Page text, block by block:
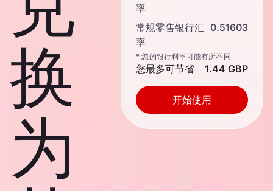
换
为
率
常规零售银行汇
率
0.51603
* 您的银行利率可能有所不同
您最多可节省 1.44 GBP
开始使用